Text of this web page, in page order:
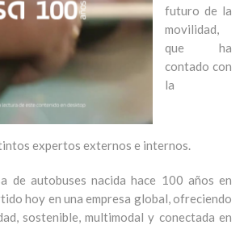
futuro de la
movilidad,
que ha
contado con
la
expertos externos e internos.
de autobuses nacida hace 100 años en
hoy en una empresa global, ofreciendo
sostenible, multimodal y conectada en